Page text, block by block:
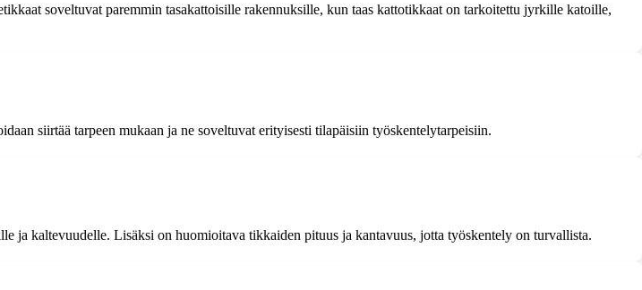
soveltuvat paremmin tasakattoisille rakennuksille, kun taas kattotikkaat on tarkoitettu jyrkille katoille,
siirtää tarpeen mukaan ja ne soveltuvat erityisesti tilapäisiin työskentelytarpeisiin.
ja kaltevuudelle. Lisäksi on huomioitava tikkaiden pituus ja kantavuus, jotta työskentely on turvallista.